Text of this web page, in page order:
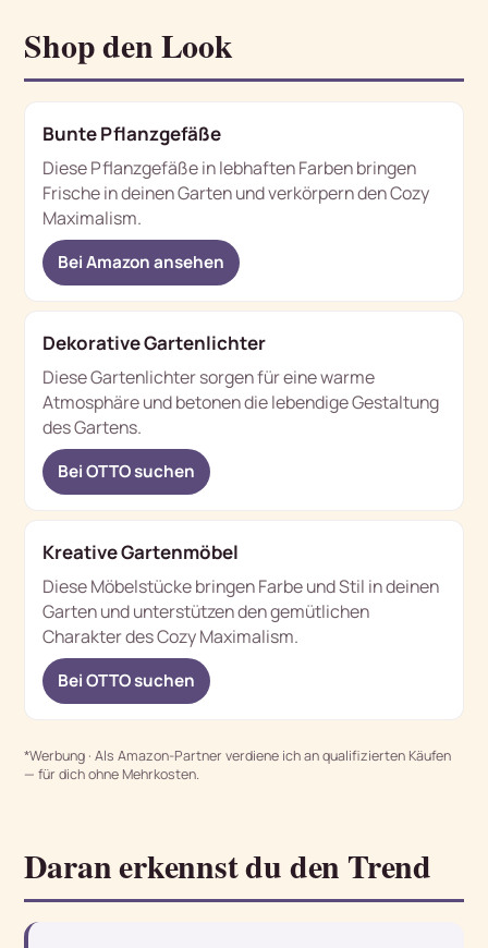
Shop den Look
Bunte Pflanzgefäße
Diese Pflanzgefäße in lebhaften Farben bringen
Frische in deinen Garten und verkörpern den Cozy
Maximalism.
Bei Amazon ansehen
Dekorative Gartenlichter
Diese Gartenlichter sorgen für eine warme
Atmosphäre und betonen die lebendige Gestaltung
des Gartens.
Bei OTTO suchen
Kreative Gartenmöbel
Diese Möbelstücke bringen Farbe und Stil in deinen
Garten und unterstützen den gemütlichen
Charakter des Cozy Maximalism.
Bei OTTO suchen
*Werbung · Als Amazon-Partner verdiene ich an qualifizierten Käufen
— für dich ohne Mehrkosten.
Daran erkennst du den Trend